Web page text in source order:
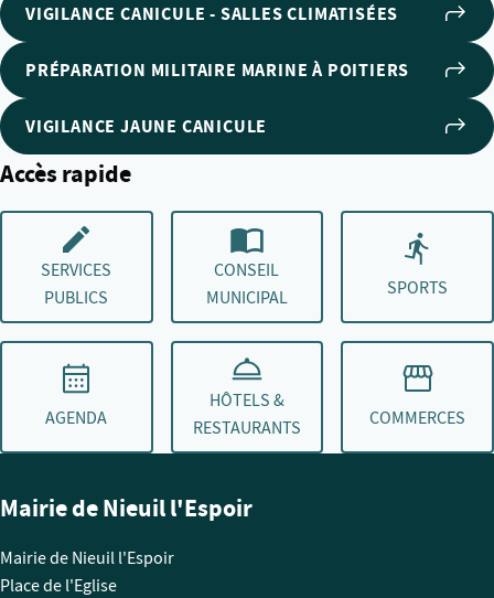
VIGILANCE CANICULE - SALLES CLIMATISÉES
PRÉPARATION MILITAIRE MARINE À POITIERS
VIGILANCE JAUNE CANICULE
Accès rapide
SERVICES
PUBLICS
CONSEIL
MUNICIPAL
SPORTS
AGENDA
HÔTELS &
RESTAURANTS
COMMERCES
Mairie de Nieuil l'Espoir
Mairie de Nieuil l'Espoir
Place de l'Eglise